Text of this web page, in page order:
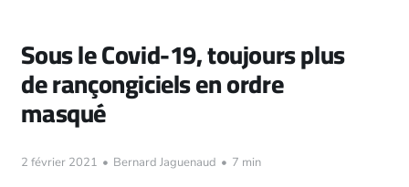
Sous le Covid-19, toujours plus
de rançongiciels en ordre
masqué
2 février 2021 • Bernard Jaguenaud • 7 min